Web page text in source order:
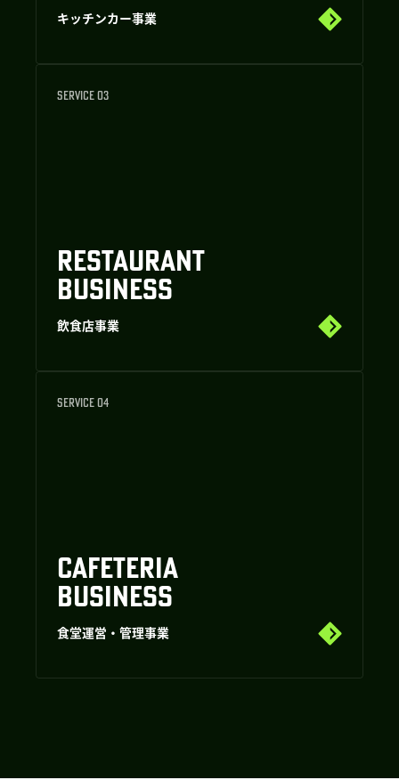
キッチンカー事業
SERVICE 03
RESTAURANT
BUSINESS
飲食店事業
SERVICE 04
CAFETERIA
BUSINESS
食堂運営・管理事業